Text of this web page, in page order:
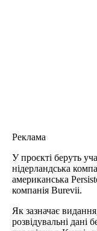
Реклама
У проєкті беруть
нідерландська
американська
компанія Burevii.
Як зазначає
розвідувальні дані